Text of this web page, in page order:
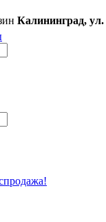
Калининград,